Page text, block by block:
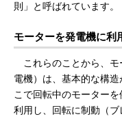
則」と呼ばれています。
モーターを発電機に利
これらのことから、モ
電機）は、基本的な構
こで回転中のモーター
利用し、回転に制動（